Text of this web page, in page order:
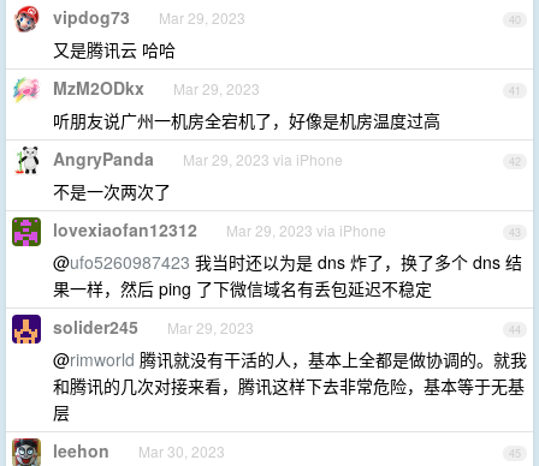
40
vipdog73 Mar 29, 2023
又是腾讯云 哈哈
41
MzM2ODkx Mar 29, 2023
听朋友说广州一机房全宕机了，好像是机房温度过高
42
AngryPanda Mar 29, 2023 via iPhone
不是一次两次了
43
lovexiaofan12312 Mar 29, 2023 via iPhone
@ufo5260987423 我当时还以为是 dns 炸了，换了多个 dns 结
果一样，然后 ping 了下微信域名有丢包延迟不稳定
44
solider245 Mar 29, 2023
@rimworld 腾讯就没有干活的人，基本上全都是做协调的。就我
和腾讯的几次对接来看，腾讯这样下去非常危险，基本等于无基
层
45
leehon Mar 30, 2023